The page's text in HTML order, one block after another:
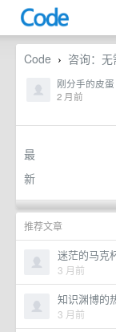
Code › 咨询：
刚分手的皮蛋
2 月前
最
新
活
动
型
推荐文章
迷茫的马克
3 月前
知识渊博的
3 月前